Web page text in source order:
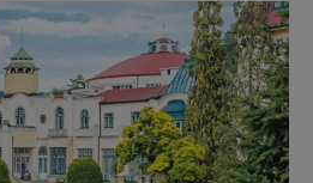
se s námi na prohlídku